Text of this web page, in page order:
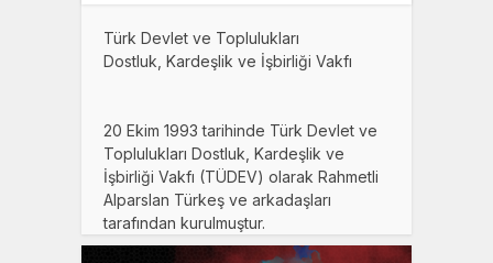
Türk Devlet ve Toplulukları
Dostluk, Kardeşlik ve İşbirliği Vakfı
20 Ekim 1993 tarihinde Türk Devlet ve
Toplulukları Dostluk, Kardeşlik ve
İşbirliği Vakfı (TÜDEV) olarak Rahmetli
Alparslan Türkeş ve arkadaşları
tarafından kurulmuştur.